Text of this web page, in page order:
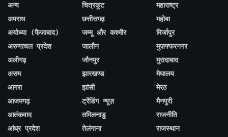
अन्य
अपराध
अयोध्या (फैजाबाद)
अरुणाचल प्रदेश
अलीगढ़
असम
आगरा
आजमगढ़
आतंकवाद
आंध्र प्रदेश
चित्रकूट
छत्तीसगढ़
जम्मू और कश्मीर
जालौन
जौनपुर
झारखण्ड
झांसी
ट्रेंडिंग न्यूज़
तमिलनाडु
तेलंगाना
महाराष्ट्र
महोबा
मिर्जापुर
मुज़फ्फरनगर
मुरादाबाद
मेघालय
मेरठ
मैनपुरी
राजनीति
राजस्थान